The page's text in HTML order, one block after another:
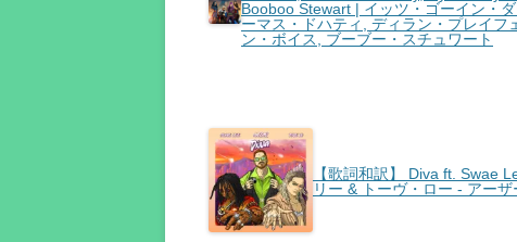
Booboo Stewart | イッツ・ゴーイン・
ーマス・ドハティ, ディラン・プレイ
ン・ボイス, ブーブー・スチュワート
【歌詞和訳】 Diva ft. Swae
リー & トーヴ・ロー - アーザ